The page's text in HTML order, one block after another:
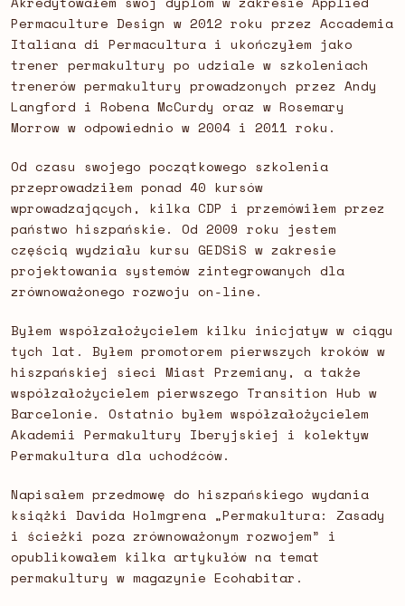
Permaculture Design w 2012 roku przez Accademia
Italiana di Permacultura i ukończyłem jako
trener permakultury po udziale w szkoleniach
trenerów permakultury prowadzonych przez Andy
Langford i Robena McCurdy oraz w Rosemary
Morrow w odpowiednio w 2004 i 2011 roku.
Od czasu swojego początkowego szkolenia
przeprowadziłem ponad 40 kursów
wprowadzających, kilka CDP i przemówiłem przez
państwo hiszpańskie. Od 2009 roku jestem
częścią wydziału kursu GEDSiS w zakresie
projektowania systemów zintegrowanych dla
zrównoważonego rozwoju on-line.
Byłem współzałożycielem kilku inicjatyw w ciągu
tych lat. Byłem promotorem pierwszych kroków w
hiszpańskiej sieci Miast Przemiany, a także
współzałożycielem pierwszego Transition Hub w
Barcelonie. Ostatnio byłem współzałożycielem
Akademii Permakultury Iberyjskiej i kolektyw
Permakultura dla uchodźców.
Napisałem przedmowę do hiszpańskiego wydania
książki Davida Holmgrena „Permakultura: Zasady
i ścieżki poza zrównoważonym rozwojem” i
opublikowałem kilka artykułów na temat
permakultury w magazynie Ecohabitar.